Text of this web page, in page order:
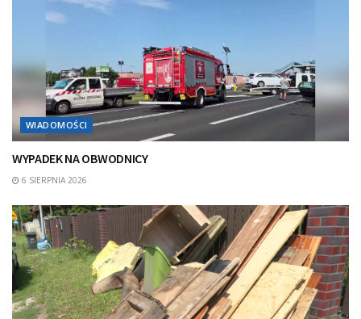
WIADOMOŚCI
WYPADEK NA OBWODNICY
6 SIERPNIA 2026